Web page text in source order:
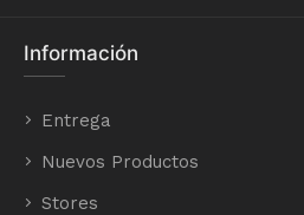
Información
Entrega
Nuevos Productos
Stores